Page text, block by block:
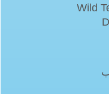
Wild